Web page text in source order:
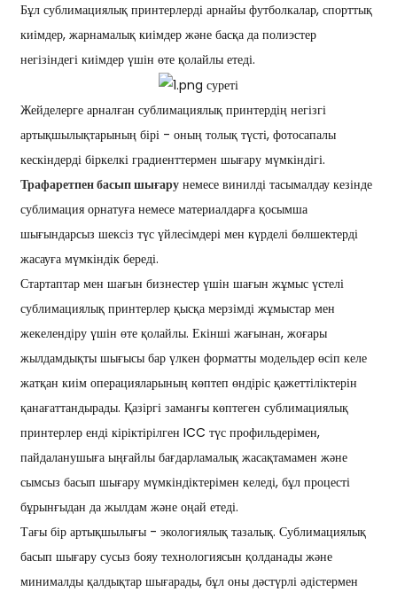
Бұл сублимациялық принтерлерді арнайы футболкалар, спорттық
киімдер, жарнамалық киімдер және басқа да полиэстер
негізіндегі киімдер үшін өте қолайлы етеді.
Жейделерге арналған сублимациялық принтердің негізгі
артықшылықтарының бірі - оның толық түсті, фотосапалы
кескіндерді біркелкі градиенттермен шығару мүмкіндігі.
Трафаретпен басып шығарунемесе винилді тасымалдау кезінде
сублимация орнатуға немесе материалдарға қосымша
шығындарсыз шексіз түс үйлесімдері мен күрделі бөлшектерді
жасауға мүмкіндік береді.
Стартаптар мен шағын бизнестер үшін шағын жұмыс үстелі
сублимациялық принтерлер қысқа мерзімді жұмыстар мен
жекелендіру үшін өте қолайлы. Екінші жағынан, жоғары
жылдамдықты шығысы бар үлкен форматты модельдер өсіп келе
жатқан киім операцияларының көптеп өндіріс қажеттіліктерін
қанағаттандырады. Қазіргі заманғы көптеген сублимациялық
принтерлер енді кіріктірілген ICC түс профильдерімен,
пайдаланушыға ыңғайлы бағдарламалық жасақтамамен және
сымсыз басып шығару мүмкіндіктерімен келеді, бұл процесті
бұрынғыдан да жылдам және оңай етеді.
Тағы бір артықшылығы - экологиялық тазалық. Сублимациялық
басып шығару сусыз бояу технологиясын қолданады және
минималды қалдықтар шығарады, бұл оны дәстүрлі әдістермен